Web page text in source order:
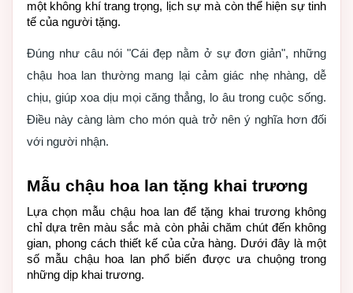
một không khí trang trọng, lịch sự mà còn thể hiện sự tinh
tế của người tặng.
Đúng như câu nói "Cái đẹp nằm ở sự đơn giản", những
chậu hoa lan thường mang lại cảm giác nhẹ nhàng, dễ
chịu, giúp xoa dịu mọi căng thẳng, lo âu trong cuộc sống.
Điều này càng làm cho món quà trở nên ý nghĩa hơn đối
với người nhận.
Mẫu chậu hoa lan tặng khai trương
Lựa chọn mẫu chậu hoa lan để tặng khai trương không
chỉ dựa trên màu sắc mà còn phải chăm chút đến không
gian, phong cách thiết kế của cửa hàng. Dưới đây là một
số mẫu chậu hoa lan phổ biến được ưa chuộng trong
những dịp khai trương.